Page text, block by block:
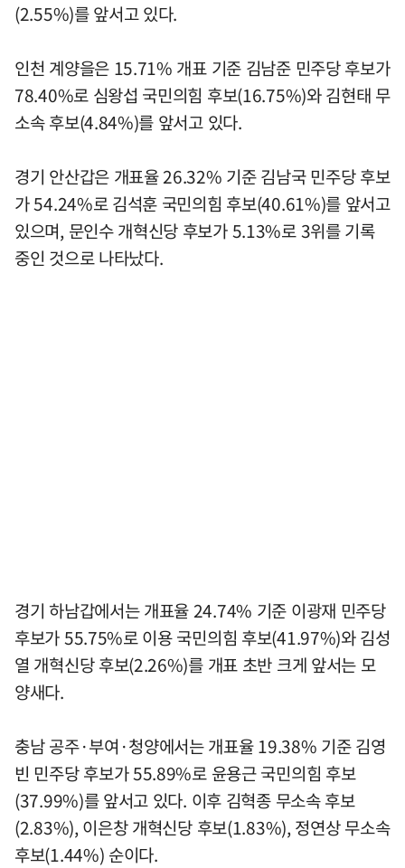
(2.55%)를 앞서고 있다.
인천 계양을은 15.71% 개표 기준 김남준 민주당 후보가
78.40%로 심왕섭 국민의힘 후보(16.75%)와 김현태 무
소속 후보(4.84%)를 앞서고 있다.
경기 안산갑은 개표율 26.32% 기준 김남국 민주당 후보
가 54.24%로 김석훈 국민의힘 후보(40.61%)를 앞서고
있으며, 문인수 개혁신당 후보가 5.13%로 3위를 기록
중인 것으로 나타났다.
경기 하남갑에서는 개표율 24.74% 기준 이광재 민주당
후보가 55.75%로 이용 국민의힘 후보(41.97%)와 김성
열 개혁신당 후보(2.26%)를 개표 초반 크게 앞서는 모
양새다.
충남 공주·부여·청양에서는 개표율 19.38% 기준 김영
빈 민주당 후보가 55.89%로 윤용근 국민의힘 후보
(37.99%)를 앞서고 있다. 이후 김혁종 무소속 후보
(2.83%), 이은창 개혁신당 후보(1.83%), 정연상 무소속
후보(1.44%) 순이다.